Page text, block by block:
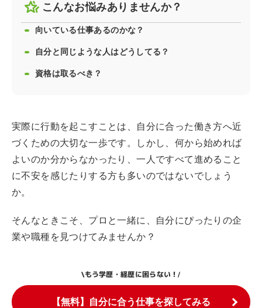
こんなお悩みありませんか？
向いている仕事あるのかな？
自分と同じような人はどうしてる？
資格は取るべき？
実際に行動を起こすことは、自分に合った働き方へ近
づくための大切な一歩です。しかし、何から始めれば
よいのか分からなかったり、一人ですべて進めること
に不安を感じたりする方も多いのではないでしょう
か。
そんなときこそ、プロと一緒に、自分にぴったりの企
業や職種を見つけてみませんか？
\もう学歴・経歴に困らない！/
【無料】自分に合う仕事を探してみる